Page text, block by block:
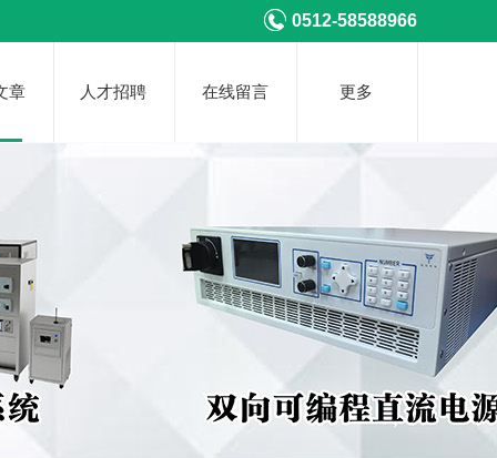
0512-58588966
章 人才招聘 在线留言 更多